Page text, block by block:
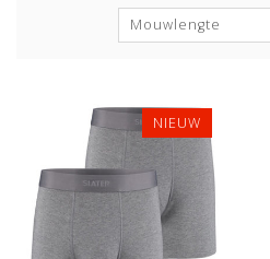
Mouwlengte
NIEUW